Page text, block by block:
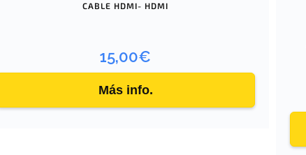
CABLE HDMI- HDMI
15,00€
Más info.